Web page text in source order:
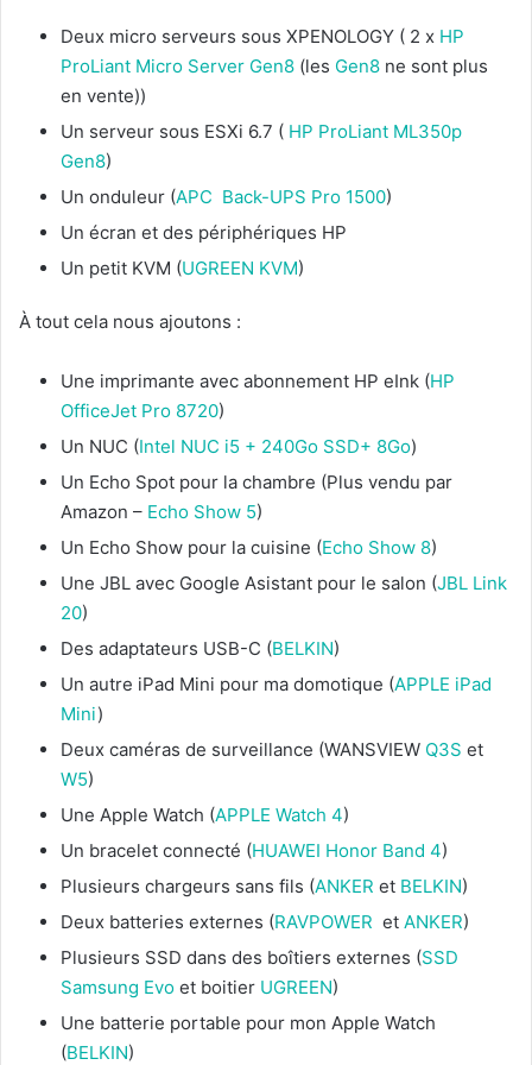
Deux micro serveurs sous XPENOLOGY ( 2 x HP
ProLiant Micro Server Gen8 (les Gen8 ne sont plus
en vente))
Un serveur sous ESXi 6.7 ( HP ProLiant ML350p
Gen8)
Un onduleur (APC Back-UPS Pro 1500)
Un écran et des périphériques HP
Un petit KVM (UGREEN KVM)
À tout cela nous ajoutons :
Une imprimante avec abonnement HP eInk (HP
OfficeJet Pro 8720)
Un NUC (Intel NUC i5 + 240Go SSD+ 8Go)
Un Echo Spot pour la chambre (Plus vendu par
Amazon – Echo Show 5)
Un Echo Show pour la cuisine (Echo Show 8)
Une JBL avec Google Asistant pour le salon (JBL Link
20)
Des adaptateurs USB-C (BELKIN)
Un autre iPad Mini pour ma domotique (APPLE iPad
Mini)
Deux caméras de surveillance (WANSVIEW Q3S et
W5)
Une Apple Watch (APPLE Watch 4)
Un bracelet connecté (HUAWEI Honor Band 4)
Plusieurs chargeurs sans fils (ANKER et BELKIN)
Deux batteries externes (RAVPOWER et ANKER)
Plusieurs SSD dans des boîtiers externes (SSD
Samsung Evo et boitier UGREEN)
Une batterie portable pour mon Apple Watch
(BELKIN)